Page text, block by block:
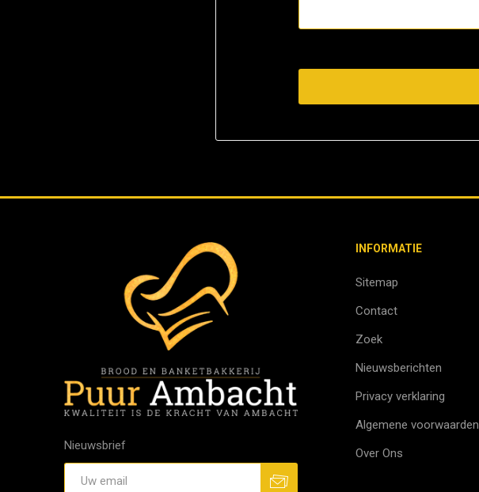
Nieuwsbrief
INFORMATIE
Sitemap
Contact
Zoek
Nieuwsberichten
Privacy verklaring
Algemene voorwaarden
Over Ons